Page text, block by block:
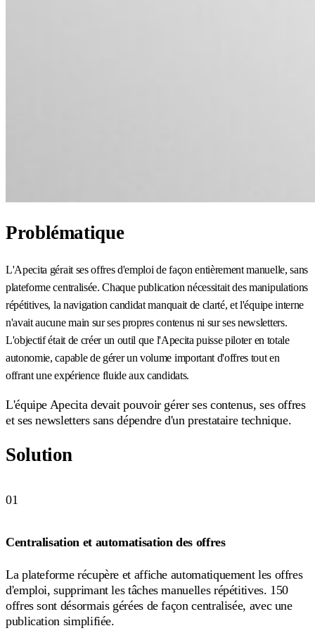
Problématique
L'Apecita gérait ses offres d'emploi de façon entièrement manuelle, sans
plateforme centralisée. Chaque publication nécessitait des manipulations
répétitives, la navigation candidat manquait de clarté, et l'équipe interne
n'avait aucune main sur ses propres contenus ni sur ses newsletters.
L'objectif était de créer un outil que l'Apecita puisse piloter en totale
autonomie, capable de gérer un volume important d'offres tout en
offrant une expérience fluide aux candidats.
L'équipe Apecita devait pouvoir gérer ses contenus, ses offres
et ses newsletters sans dépendre d'un prestataire technique.
Solution
01
Centralisation et automatisation des offres
La plateforme récupère et affiche automatiquement les offres
d'emploi, supprimant les tâches manuelles répétitives. 150
offres sont désormais gérées de façon centralisée, avec une
publication simplifiée.